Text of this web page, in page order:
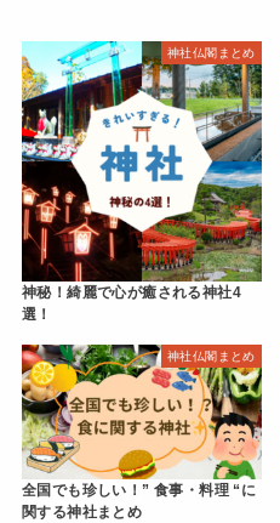
神社仏閣まとめ
神秘！綺麗で心が癒される神社4
選！
神社仏閣まとめ
全国でも珍しい！” 食事・料理 “に
関する神社まとめ